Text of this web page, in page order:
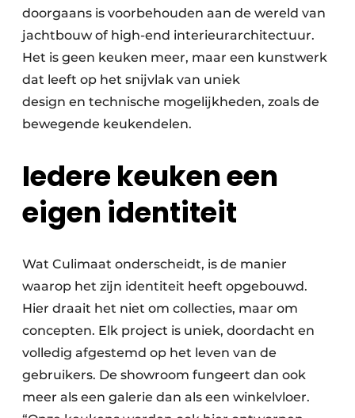
doorgaans is voorbehouden aan de wereld van
jachtbouw of high-end interieurarchitectuur.
Het is geen keuken meer, maar een kunstwerk
dat leeft op het snijvlak van uniek
design en technische mogelijkheden, zoals de
bewegende keukendelen.
Iedere keuken een
eigen identiteit
Wat Culimaat onderscheidt, is de manier
waarop het zijn identiteit heeft opgebouwd.
Hier draait het niet om collecties, maar om
concepten. Elk project is uniek, doordacht en
volledig afgestemd op het leven van de
gebruikers. De showroom fungeert dan ook
meer als een galerie dan als een winkelvloer.